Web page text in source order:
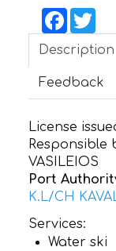
Description
Feedback
License
Responsible
VASILEIOS
Port
K.L/CH
Services:
Water ski